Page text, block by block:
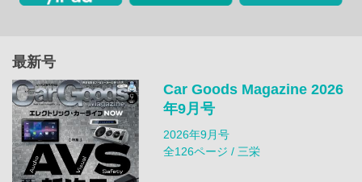
最新号
Car Goods Magazine 2026
年9月号
2026年9月号
全126ページ / 三栄